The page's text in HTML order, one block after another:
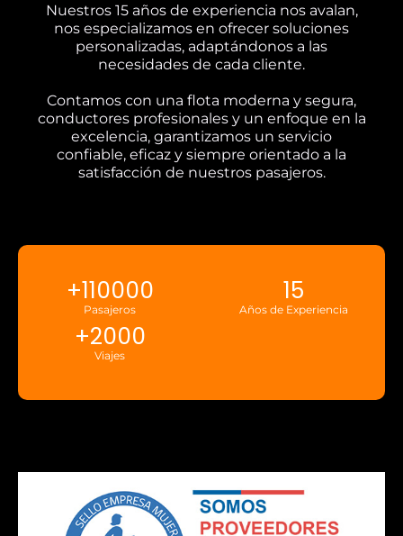
Nuestros 15 años de experiencia nos avalan,
nos especializamos en ofrecer soluciones
personalizadas, adaptándonos a las
necesidades de cada cliente.
Contamos con una flota moderna y segura,
conductores profesionales y un enfoque en la
excelencia, garantizamos un servicio
confiable, eficaz y siempre orientado a la
satisfacción de nuestros pasajeros.
Pasajeros
+110000
Años de Experiencia
15
Viajes
+2000